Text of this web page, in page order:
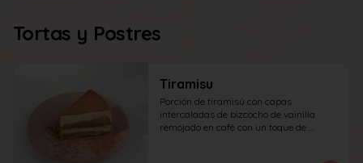
Tortas y Postres
Tiramisu
Porción de tiramisú con capas
intercaladas de bizcocho de vainilla
remojado en café con un toque de